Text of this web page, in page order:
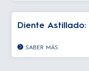
Diente
SABER MÁS